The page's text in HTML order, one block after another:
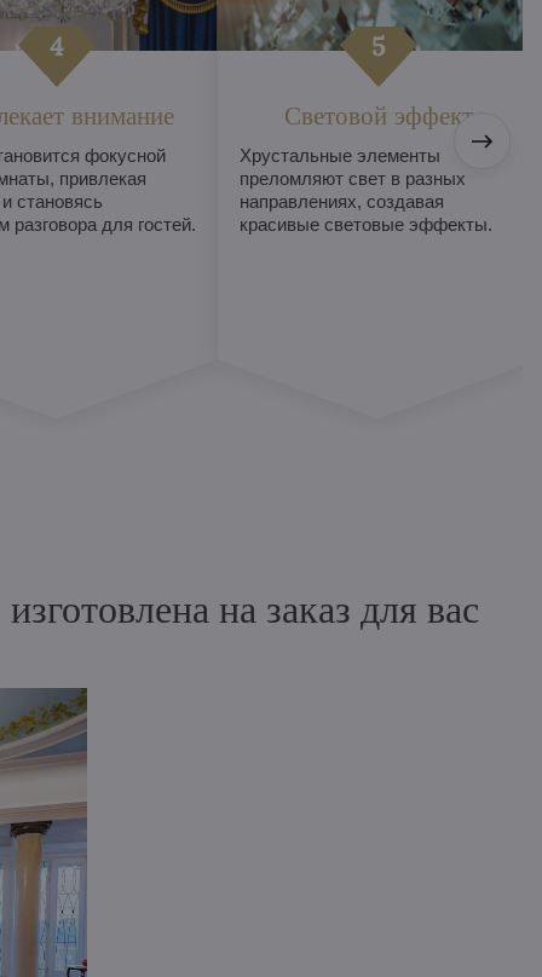
внимание
фокусной
привлекая
становясь
разговора для гостей.
Световой эффект
Хрустальные элементы
преломляют свет в разных
направлениях, создавая
красивые световые эффекты.
на заказ для вас